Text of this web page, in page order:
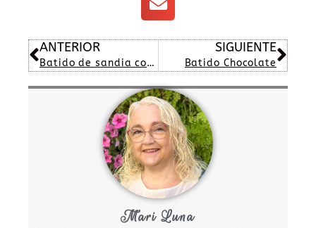
Ant
ANTERIOR
Batido de sandia con menta
SIGUIENTE
Batido Chocolate
Mari Luna